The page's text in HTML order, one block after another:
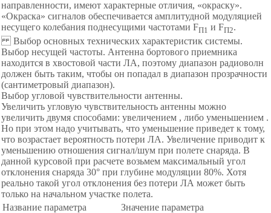
направленности, имеют характерные отличия, «окраску».
«Окраска» сигналов обеспечивается амплитудной модуляцией
несущего колебания поднесущими частотами FП1 и FП2.
Выбор основных технических характеристик системы.
Выбор несущей частоты. Антенна бортового приемника
находится в хвостовой части ЛА, поэтому диапазон радиоволн
должен быть таким, чтобы он попадал в диапазон прозрачности
(сантиметровый диапазон).
Выбор угловой чувствительности антенны.
Увеличить угловую чувствительность антенны можно
увеличить двумя способами: увеличением , либо уменьшением .
Но при этом надо учитывать, что уменьшение приведет к тому,
что возрастает вероятность потери ЛА. Увеличение приводит к
уменьшению отношения сигнал/шум при полете снаряда. В
данной курсовой при расчете возьмем максимальный угол
отклонения снаряда 30° при глубине модуляции 80%. Хотя
реально такой угол отклонения без потери ЛА может быть
только на начальном участке полета.
Название параметра
Значение параметра